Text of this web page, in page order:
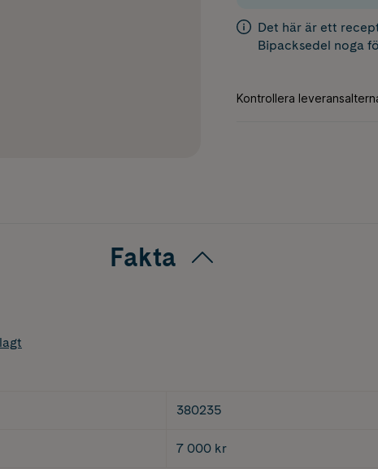
Det här är ett
Bipacksedel noga
Fakta
380235
7 000 kr